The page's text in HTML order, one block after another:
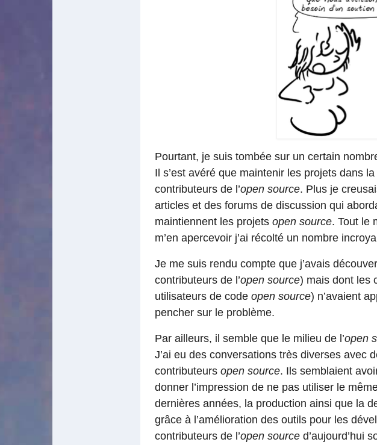
Pourtant, je suis tombée sur un certain
Il s’est avéré que maintenir les projets dans
contributeurs de l’open source. Plus je
articles et des forums de discussion qui
maintiennent les projets open source. Tout le
m’en apercevoir j’ai récolté un nombre
Je me suis rendu compte que j’avais
contributeurs de l’open source) mais dont les
utilisateurs de code open source) n’avaient
pencher sur le problème.
Par ailleurs, il semble que le milieu de l’open
J’ai eu des conversations très diverses avec
contributeursopen source. Ils semblaient
donner l’impression de ne pas utiliser le
dernières années, la production ainsi que la
grâce à l’amélioration des outils pour les
contributeurs de l’open sourced’aujourd’hui